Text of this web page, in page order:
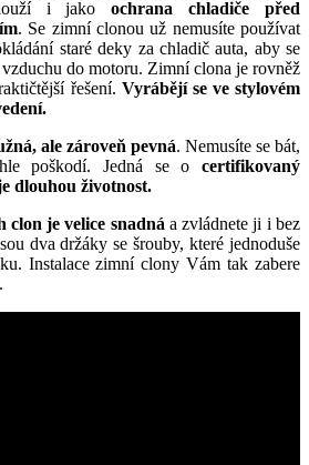
i jakoochrana chladiče před
. Se zimní clonou už nemusíte používat
staré deky za chladič auta, aby se
do motoru. Zimní clona je rovněž
řešení. Vyrábějí se ve stylovém
ale zároveň pevná. Nemusíte se bát,
poškodí. Jedná se o certifikovaný
dlouhou životnost.
clon je velice snadná a zvládnete ji i bez
dva držáky se šrouby, které jednoduše
Instalace zimní clony Vám tak zabere